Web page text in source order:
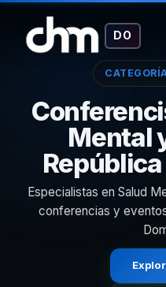
DO
Mental
Especialistas en Salud
conferencias y